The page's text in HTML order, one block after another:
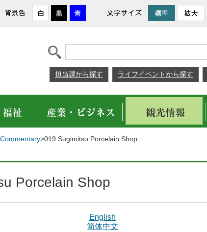
担当課から探す ライフイベントから探す
>019 Sugimitsu Porcelain Shop
Porcelain Shop
English
简体中文